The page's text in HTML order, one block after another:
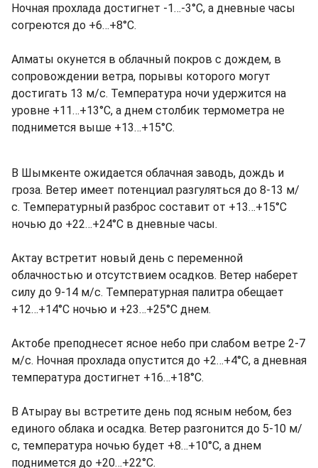
Ночная прохлада достигнет -1…-3°C, а дневные часы
согреются до +6…+8°C.
Алматы окунется в облачный покров с дождем, в
сопровождении ветра, порывы которого могут
достигать 13 м/с. Температура ночи удержится на
уровне +11…+13°C, а днем столбик термометра не
поднимется выше +13…+15°C.
В Шымкенте ожидается облачная заводь, дождь и
гроза. Ветер имеет потенциал разгуляться до 8-13 м/
с. Температурный разброс составит от +13…+15°C
ночью до +22…+24°C в дневные часы.
Актау встретит новый день с переменной
облачностью и отсутствием осадков. Ветер наберет
силу до 9-14 м/с. Температурная палитра обещает
+12…+14°C ночью и +23…+25°C днем.
Актобе преподнесет ясное небо при слабом ветре 2-7
м/с. Ночная прохлада опустится до +2…+4°C, а дневная
температура достигнет +16…+18°C.
В Атырау вы встретите день под ясным небом, без
единого облака и осадка. Ветер разгонится до 5-10 м/
с, температура ночью будет +8…+10°C, а днем
поднимется до +20…+22°C.